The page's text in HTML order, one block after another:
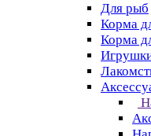
Для рыб
Корма
Корма